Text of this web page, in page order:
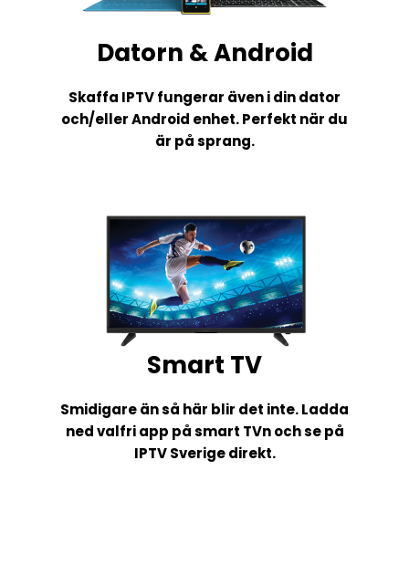
Datorn & Android
Skaffa IPTV fungerar även i din dator
och/eller Android enhet. Perfekt när du
är på sprang.
Smart TV
Smidigare än så här blir det inte. Ladda
ned valfri app på smart TVn och se på
IPTV Sverige direkt.